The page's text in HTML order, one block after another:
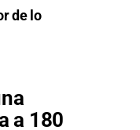
de lo
a 180